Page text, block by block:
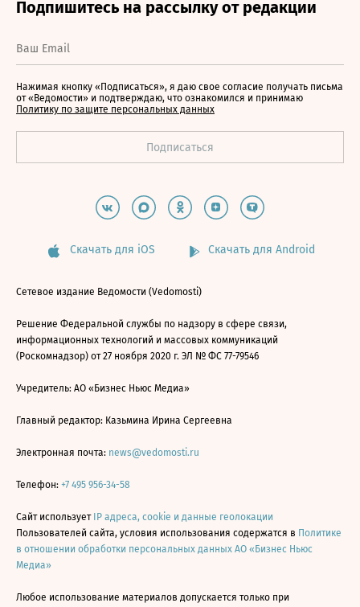
Нажимая кнопку «Подписаться», я даю свое согласие получать письма
от «Ведомости» и подтверждаю, что ознакомился и принимаю
Политику по защите персональных данных
Скачать для iOS Скачать для Android
Сетевое издание Ведомости (Vedomosti)
Решение Федеральной службы по надзору в сфере связи,
информационных технологий и массовых коммуникаций
(Роскомнадзор) от 27 ноября 2020 г. ЭЛ № ФС 77-79546
Учредитель: АО «Бизнес Ньюс Медиа»
Главный редактор: Казьмина Ирина Сергеевна
Электронная почта: news@vedomosti.ru
Телефон: +7 495 956-34-58
Сайт использует IP адреса, cookie и данные геолокации
Пользователей сайта, условия использования содержатся в Политике
в отношении обработки персональных данных АО «Бизнес Ньюс
Медиа»
Любое использование материалов допускается только при